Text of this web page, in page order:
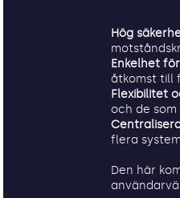
Hög
Enkelhet
åtkomst till
Flexibilitet
och de
flera
Den här